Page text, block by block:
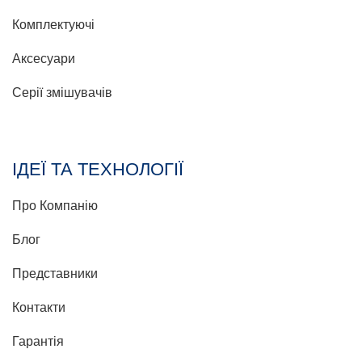
Комплектуючі
Аксесуари
Серії змішувачів
ІДЕЇ ТА ТЕХНОЛОГІЇ
Про Компанію
Блог
Представники
Контакти
Гарантія